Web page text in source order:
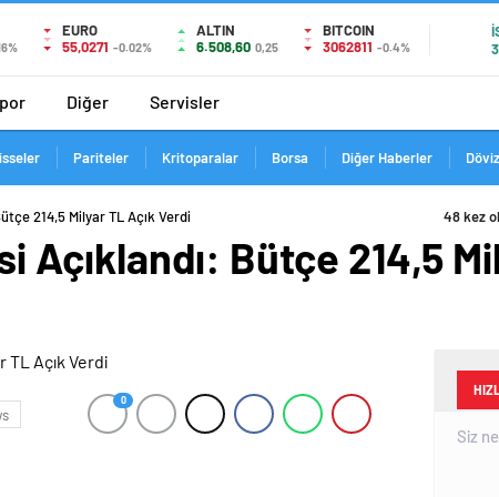
EURO
55,0271 -0.02%
ALTIN
6.508,60 0,25
BITCOIN
3062811 -0.4%
Diğer Servisler
Pariteler Kritoparalar Borsa Diğer Haberler Döviz
214,5 Milyar TL Açık Verdi 48 kez
Açıklandı: Bütçe 214,5
0